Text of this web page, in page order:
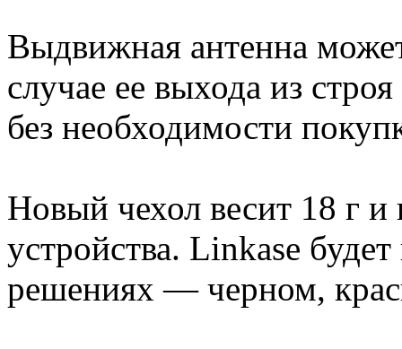
Выдвижная антенна
случае ее выхода из
без необходимости
Новый чехол весит 18 г и
устройства. Linkase
решениях — черном,